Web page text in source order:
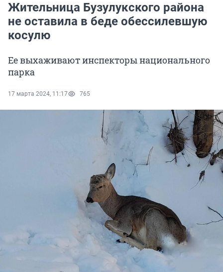
Жительница Бузулукского района
не оставила в беде обессилевшую
косулю
Ее выхаживают инспекторы национального
парка
17 марта 2024, 11:17 765